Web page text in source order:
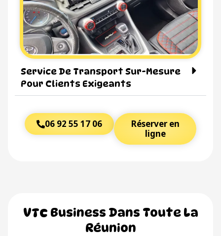
Service De Transport Sur-Mesure
Pour Clients Exigeants
06 92 55 17 06
Réserver en
ligne
VTC Business Dans Toute La
Réunion